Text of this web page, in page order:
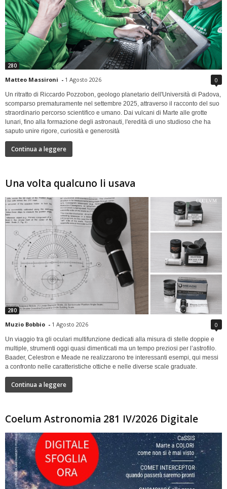
280
Matteo Massironi - 1 Agosto 2026 0
Un ritratto di Riccardo Pozzobon, geologo planetario dell'Università di Padova,
scomparso prematuramente nel settembre 2025, attraverso il racconto del suo
straordinario percorso scientifico e umano. Dai vulcani di Marte alle grotte
lunari, fino alla formazione degli astronauti, l'eredità di uno studioso che ha
saputo unire rigore, curiosità e generosità
Continua a leggere
Una volta qualcuno li usava
280
Muzio Bobbio - 1 Agosto 2026 0
Un viaggio tra gli oculari multifunzione dedicati alla misura di stelle doppie e
multiple, strumenti oggi quasi dimenticati ma un tempo preziosi per l’astrofilo.
Baader, Celestron e Meade ne realizzarono tre interessanti esempi, qui messi
a confronto nelle caratteristiche ottiche e nelle diverse scale graduate.
Continua a leggere
Coelum Astronomia 281 IV/2026 Digitale